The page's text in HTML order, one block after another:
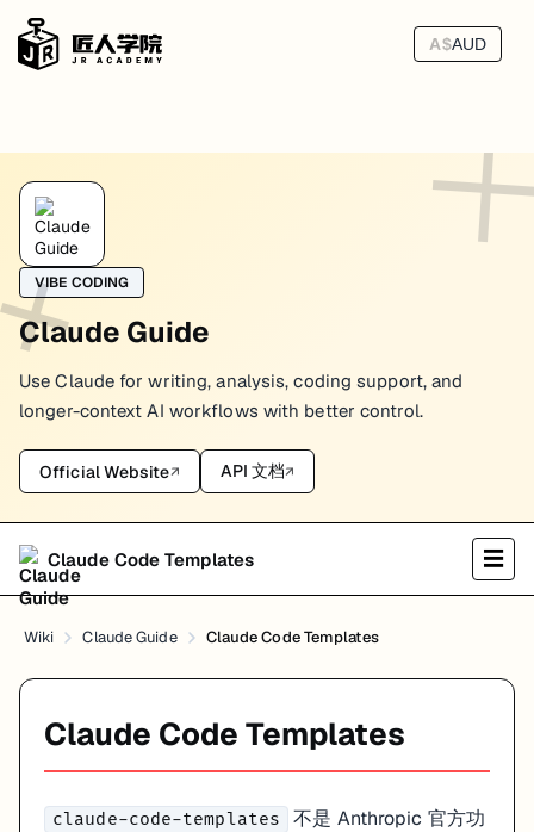
A$AUD
Claude Code Templates
claude-code-templates 不是 Anthropic 官方功能，而是一个社区
它实际解决什么问题
如果你已经在用 Claude Code，但不想每个项目都从零搭配 sub-
模板化安装 agents
模板化安装 commands
模板化安装 MCP 集成
管理 Claude Code 相关配置
什么时候它有价值
你想快速试一套现成工作流
团队里还没沉淀自己的.claude/目录结构
团队已经有稳定内部模板
更现实的做法通常是：先拿来参考，再把真正要保留的东西收敛成自己
VIBE CODING
Claude Guide
Use Claude for writing, analysis, coding support, and
longer-context AI workflows with better control.
Official Website↗ API 文档↗
Claude Code Templates ☰
Wiki Claude Guide Claude Code Templates
Claude Code Templates
claude-code-templates
不是 Anthropic 官方功